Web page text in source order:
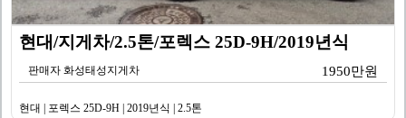
현대/지게차/2.5톤/포렉스 25D-9H/2019년식
판매자 화성태성지게차 1950만원
현대 | 포렉스 25D-9H | 2019년식 | 2.5톤